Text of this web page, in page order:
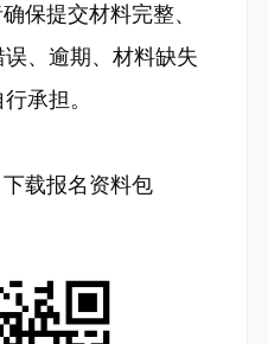
保提交材料完整、
、逾期、材料缺失
承担。
载报名资料包